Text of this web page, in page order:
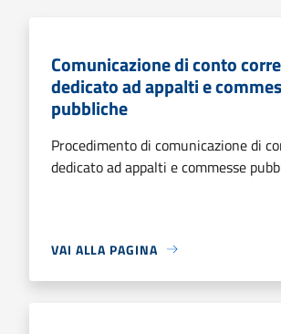
Comunicazione di conto
dedicato ad appalti e
pubbliche
Procedimento di comunicazione di
dedicato ad appalti e commesse
VAI ALLA PAGINA